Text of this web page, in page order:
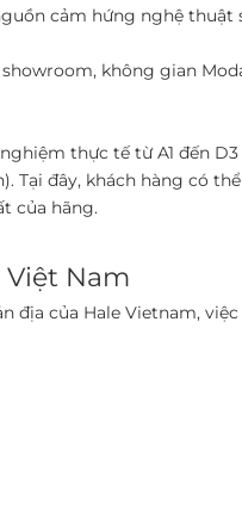
cảm hứng nghệ thuật
không gian
thực tế từ A1 đến
Tại đây, khách hàng có
của hãng.
Việt Nam
địa của Hale Vietnam,